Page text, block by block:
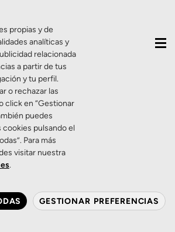
cuida tu
Ópticos
descansa de
de cuidar tu
propias y de
analíticas y
relacionada
a partir de tus
y tu perfil.
o rechazar las
click en “Gestionar
puedes
cookies pulsando el
Para más
visitar nuestra
.
GESTIONAR PREFERENCIAS